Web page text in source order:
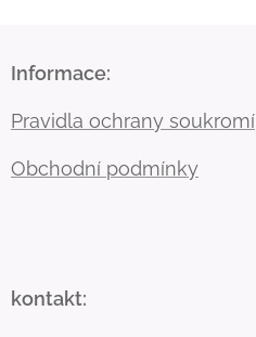
Informace:
Pravidla ochrany soukromí
Obchodní podmínky
kontakt: